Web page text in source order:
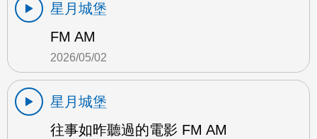
星月城堡
FM AM
2026/05/02
星月城堡
往事如昨聽過的電影 FM AM